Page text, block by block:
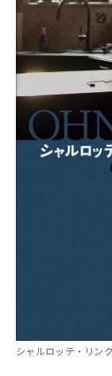
シャルロッテ・リン